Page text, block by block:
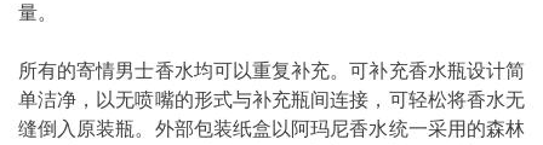
量。
所有的寄情男士香水均可以重复补充。可补充香水瓶设计简
单洁净，以无喷嘴的形式与补充瓶间连接，可轻松将香水无
缝倒入原装瓶。外部包装纸盒以阿玛尼香水统一采用的森林